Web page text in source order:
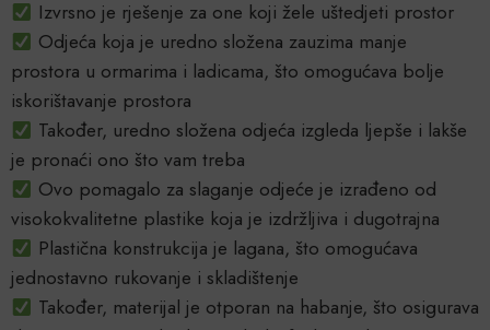
Izvrsno je rješenje za one koji žele uštedjeti prostor
Odjeća koja je uredno složena zauzima manje
prostora u ormarima i ladicama, što omogućava bolje
iskorištavanje prostora
Također, uredno složena odjeća izgleda ljepše i lakše
je pronaći ono što vam treba
Ovo pomagalo za slaganje odjeće je izrađeno od
visokokvalitetne plastike koja je izdržljiva i dugotrajna
Plastična konstrukcija je lagana, što omogućava
jednostavno rukovanje i skladištenje
Također, materijal je otporan na habanje, što osigurava